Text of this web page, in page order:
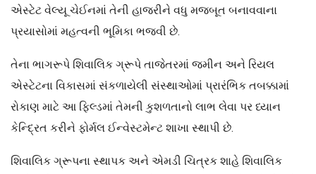
એસ્ટેટ વેલ્યૂ ચેઈનમાં તેની હાજરીને વધુ મજબૂત બનાવવાના
પ્રયાસોમાં મહત્વની ભૂમિકા ભજવી છે.
તેના ભાગરૂપે શિવાલિક ગ્રૂપે તાજેતરમાં જમીન અને રિયલ
એસ્ટેટના વિકાસમાં સંકળાયેલી સંસ્થાઓમાં પ્રારંભિક તબક્કામાં
રોકાણ માટે આ ફિલ્ડમાં તેમની કુશળતાનો લાભ લેવા પર ધ્યાન
કેન્દ્રિત કરીને ફોર્મલ ઈન્વેસ્ટમેન્ટ શાખા સ્થાપી છે.
શિવાલિક ગ્રૂપના સ્થાપક અને એમડી ચિત્રક શાહે શિવાલિક